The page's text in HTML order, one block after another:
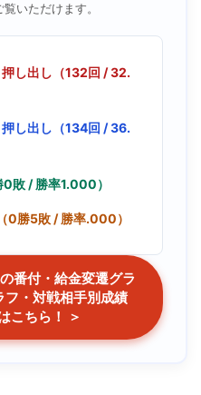
いただけます。
し出し（132回 / 32.
し出し（134回 / 36.
敗 / 勝率1.000）
0勝5敗 / 勝率.000）
番付・給金変遷グラ
フ・対戦相手別成績
こちら！ ＞